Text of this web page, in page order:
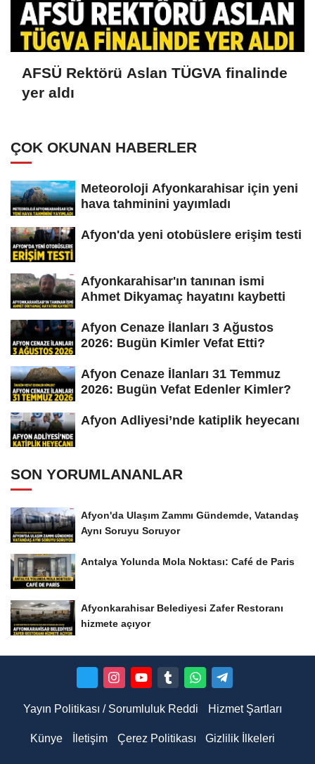
AFSÜ Rektörü Aslan TÜGVA finalinde
yer aldı
ÇOK OKUNAN HABERLER
Meteoroloji Afyonkarahisar için yeni
hava tahminini yayımladı
Afyon'da yeni otobüslere erişim testi
Afyonkarahisar'ın tanınan ismi
Ahmet Dikyamaç hayatını kaybetti
Afyon Cenaze İlanları 3 Ağustos
2026: Bugün Kimler Vefat Etti?
Afyon Cenaze İlanları 31 Temmuz
2026: Bugün Vefat Edenler Kimler?
Afyon Adliyesi’nde katiplik heyecanı
SON YORUMLANANLAR
Afyon'da Ulaşım Zammı Gündemde, Vatandaş
Aynı Soruyu Soruyor
Antalya Yolunda Mola Noktası: Café de Paris
Afyonkarahisar Belediyesi Zafer Restoranı
hizmete açıyor
Yayın Politikası / Sorumluluk Reddi Hizmet Şartları
Künye İletişim Çerez Politikası Gizlilik İlkeleri